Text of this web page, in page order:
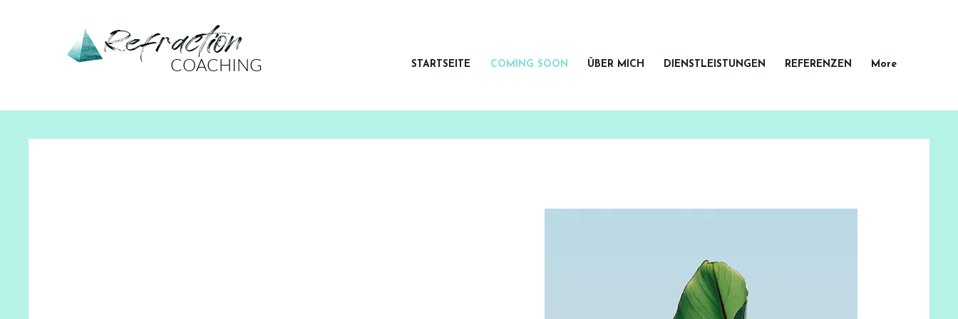
Refraction
COACHING STARTSEITE COMING SOON ÜBER MICH DIENSTLEISTUNGEN REFERENZEN More